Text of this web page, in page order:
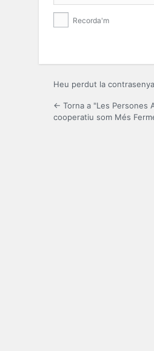
Recorda'm
Heu perdut la
← Torna a "Les Persones
cooperatiu som Més